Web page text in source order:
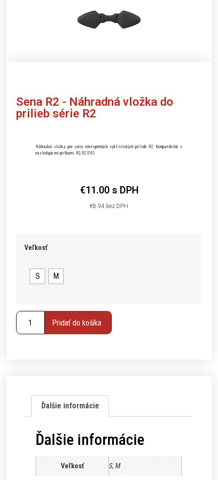
Sena R2 - Náhradná vložka do
prilieb série R2
Náhradná vložka pre sériu inteligentných cyklistických prilieb R2. Kompatibilné s
nasledujúcimi prilbami: R2, R2 EVO
€11.00s DPH
€8.94 bez DPH
Veľkosť
S M
Pridať do košíka
Ďalšie informácie
Ďalšie informácie
Veľkosť S, M